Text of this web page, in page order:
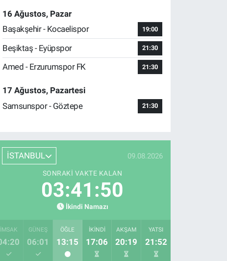
16 Ağustos, Pazar
Başakşehir - Kocaelispor
19:00
Beşiktaş - Eyüpspor 21:30
Amed - Erzurumspor FK 21:30
17 Ağustos, Pazartesi
Samsunspor - Göztepe
21:30
İSTANBUL 09.08.2026
SONRAKI VAKTE KALAN
03:41:49
İkindi Namazı
İMSAK GÜNEŞ
06:01
ÖĞLE
13:15
İKINDI
17:06
AKŞAM
20:19
YATSI
21:52